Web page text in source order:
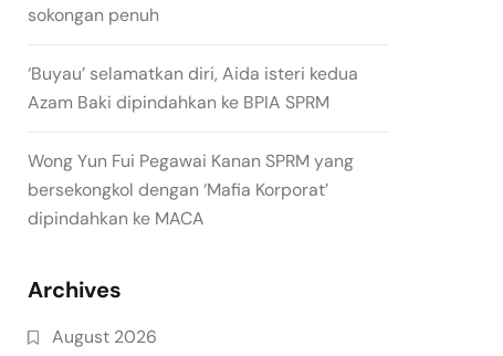
sokongan penuh
‘Buyau’ selamatkan diri, Aida isteri kedua
Azam Baki dipindahkan ke BPIA SPRM
Wong Yun Fui Pegawai Kanan SPRM yang
bersekongkol dengan ‘Mafia Korporat’
dipindahkan ke MACA
Archives
August 2026